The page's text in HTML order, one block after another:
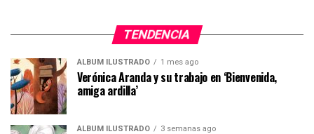
TENDENCIA
ÁLBUM ILUSTRADO 1 mes ago
Verónica Aranda y su trabajo en ‘Bienvenida,
amiga ardilla’
ÁLBUM ILUSTRADO 3 semanas ago